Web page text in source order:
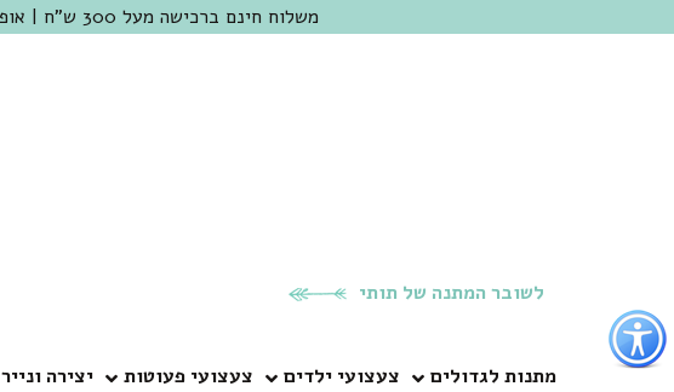
כפתור
לפתיחת
תפריט
נגישות
משלוח חינם ברכישה מעל 300 ש"ח | אופציה למשלוח מהיום להיום באזור המרכז | מוזמנים לבקר בחנות בכפר שמריהו
לשובר המתנה של תותי
מתנות לגדולים צעצועי ילדים צעצועי פעוטות יצירה ונייר